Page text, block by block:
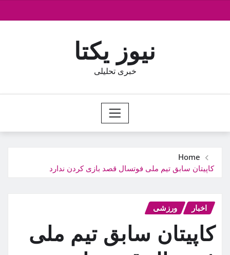
to
نیوز یکتا
خبری تحلیلی
Home
کاپیتان سابق تیم ملی فوتسال قصد بازی کردن ندارد
اخبار ورزشی
کاپیتان سابق تیم ملی